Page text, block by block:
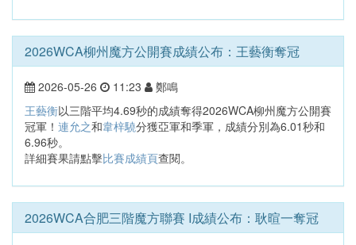
2026WCA柳州魔方公開賽成績公布：王藝衡奪冠
2026-05-26 11:23
鄭鳴
王藝衡以三階平均4.69秒的成績奪得2026WCA柳州魔方公開賽
冠軍！ 連允之和韋梓驍分獲亞軍和季軍，成績分別為6.01秒和
6.96秒。
詳細賽果請點擊比賽成績頁查閱。
2026WCA合肥三階魔方聯賽 I成績公布：耿暄一奪冠